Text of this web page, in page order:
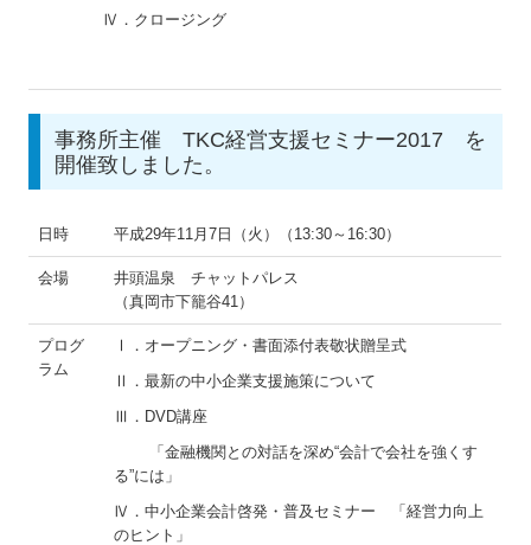
Ⅳ．クロージング
事務所主催 TKC経営支援セミナー2017 を
開催致しました。
日時 平成29年11月7日（火）（13:30～16:30）
会場
井頭温泉 チャットパレス
（真岡市下籠谷41）
プログ
ラム
Ⅰ．オープニング・書面添付表敬状贈呈式
Ⅱ．最新の中小企業支援施策について
Ⅲ．DVD講座
「金融機関との対話を深め“会計で会社を強くす
る”には」
Ⅳ．中小企業会計啓発・普及セミナー 「経営力向上
のヒント」